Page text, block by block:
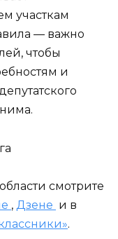
участкам
— важно
чтобы
и
смотрите
, Дзене и в
.